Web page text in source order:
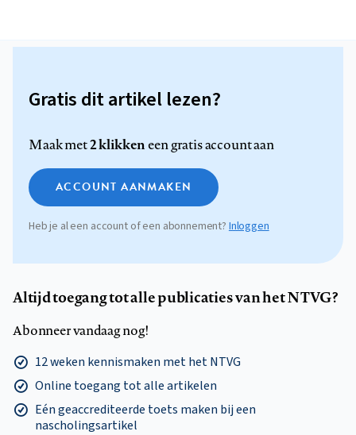
Gratis dit artikel lezen?
Maak met2 klikkeneen gratis account aan
ACCOUNT AANMAKEN
Heb je al een account of een abonnement? Inloggen
Altijd toegang tot alle publicaties van het NTVG?
Abonneer vandaag nog!
12 weken kennismaken met het NTVG
Online toegang tot alle artikelen
Eén geaccrediteerde toets maken bij een
nascholingsartikel